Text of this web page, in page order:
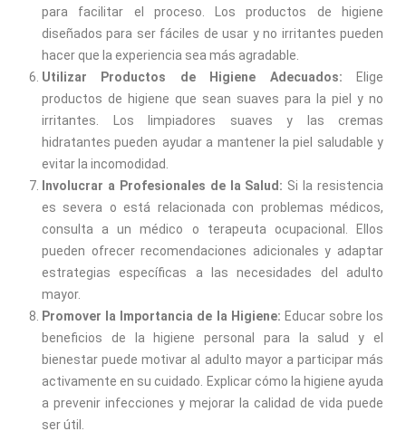
para facilitar el proceso. Los productos de higiene
diseñados para ser fáciles de usar y no irritantes pueden
hacer que la experiencia sea más agradable.
Utilizar Productos de Higiene Adecuados:
Elige
productos de higiene que sean suaves para la piel y no
irritantes. Los limpiadores suaves y las cremas
hidratantes pueden ayudar a mantener la piel saludable y
evitar la incomodidad.
Involucrar a Profesionales de la Salud: Si la resistencia
es severa o está relacionada con problemas médicos,
consulta a un médico o terapeuta ocupacional. Ellos
pueden ofrecer recomendaciones adicionales y adaptar
estrategias específicas a las necesidades del adulto
mayor.
Promover la Importancia de la Higiene: Educar sobre los
beneficios de la higiene personal para la salud y el
bienestar puede motivar al adulto mayor a participar más
activamente en su cuidado. Explicar cómo la higiene ayuda
a prevenir infecciones y mejorar la calidad de vida puede
ser útil.